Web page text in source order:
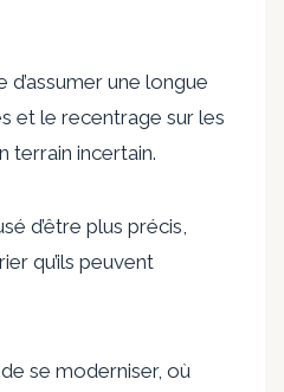
une longue
et le recentrage sur les
terrain incertain.
d’être plus précis,
qu’ils peuvent
se moderniser, où